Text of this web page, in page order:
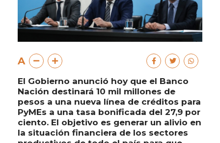
A
El Gobierno anunció hoy que el Banco
Nación destinará 10 mil millones de
pesos a una nueva línea de créditos para
PyMEs a una tasa bonificada del 27,9 por
ciento. El objetivo es generar un alivio en
la situación financiera de los sectores